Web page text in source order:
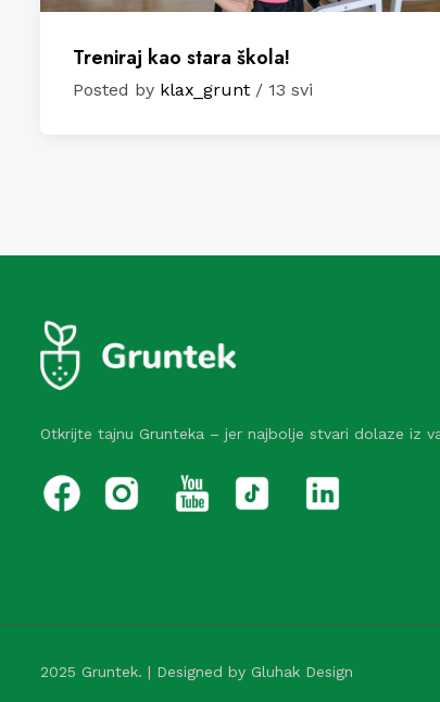
Treniraj kao stara škola!
Posted by klax_grunt / 13 svi
Otkrijte tajnu Grunteka – jer najbolje stvari dolaze iz
2025 Gruntek. | Designed by Gluhak Design